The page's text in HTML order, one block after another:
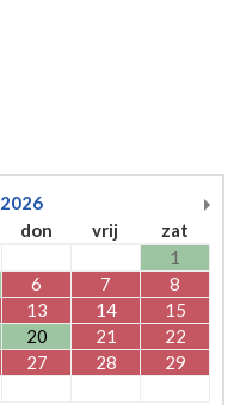
2026
don vrij
zat
1
6 7
8
13 14
15
20 21
22
27 28
29